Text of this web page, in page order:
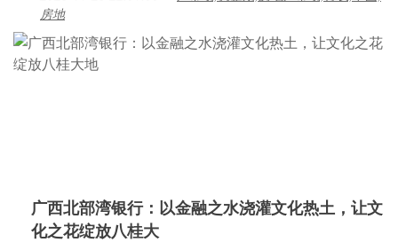
房地
广西北部湾银行：以金融之水浇灌文化热土，让文
化之花绽放八桂大